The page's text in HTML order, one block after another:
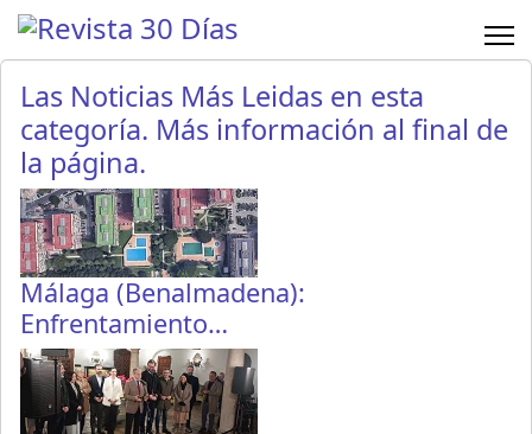
Las Noticias Más Leidas en esta
categoría. Más información al final de
la página.
Málaga (Benalmadena):
Enfrentamiento…